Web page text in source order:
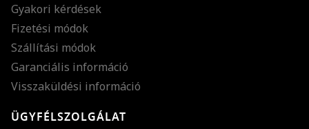
Gyakori kérdések
Fizetési módok
Szállítási módok
Garanciális információ
Visszaküldési információ
ÜGYFÉLSZOLGÁLAT